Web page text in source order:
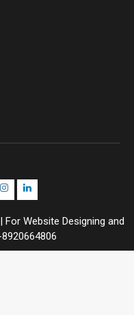
InstagramLinkedIn
Website Designing and